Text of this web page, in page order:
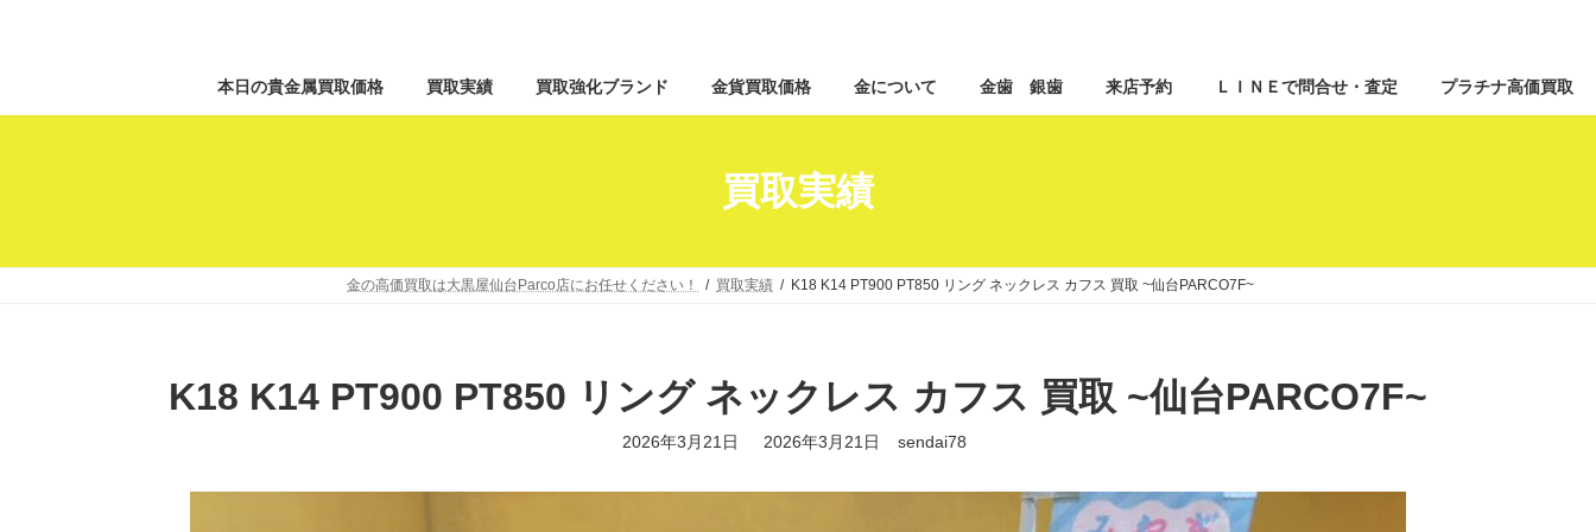
ン
テ
ツ
へ
ッ
プ
ビ
ゲ
シ
ョ
移
動
本日の貴金属買取価格 買取実績 買取強化ブランド 金貨買取価格 金について 金歯 銀歯 来店予約 ＬＩＮＥで問合せ・査定 プラチナ高価買取
買取実績
金の高価買取は大黒屋仙台Parco店にお任せください！ 買取実績 K18 K14 PT900 PT850 リング ネックレス カフス 買取 ~仙台PARCO7F~
K18 K14 PT900 PT850 リング ネックレス カフス 買取 ~仙台PARCO7F~
2026年3月21日
最
2026年3月21日 sendai78